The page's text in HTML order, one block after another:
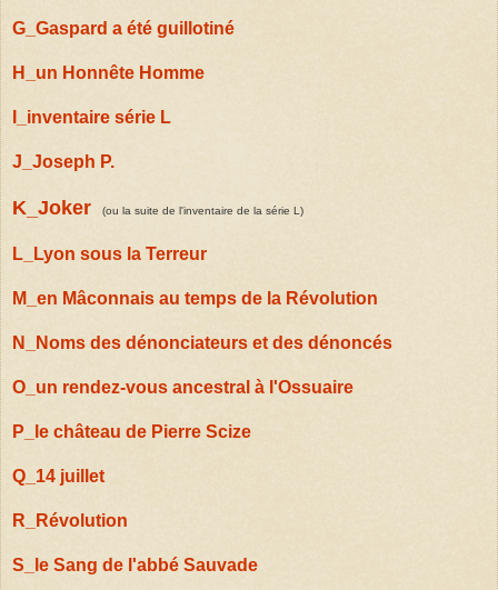
G_Gaspard a été guillotiné
H_un Honnête Homme
I_inventaire série L
J_Joseph P.
K_Joker (ou la suite de l'inventaire de la série L)
L_Lyon sous la Terreur
M_en Mâconnais au temps de la Révolution
N_Noms des dénonciateurs et des dénoncés
O_un rendez-vous ancestral à l'Ossuaire
P_le château de Pierre Scize
Q_14 juillet
R_Révolution
S_le Sang de l'abbé Sauvade